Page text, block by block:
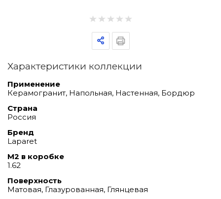
Характеристики коллекции
Применение
Керамогранит, Напольная, Настенная, Бордюр
Страна
Россия
Бренд
Laparet
М2 в коробке
1.62
Поверхность
Матовая, Глазурованная, Глянцевая